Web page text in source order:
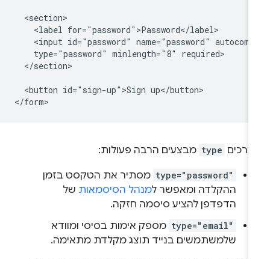
  <section>
    <label for="password">Password</label>
<input id="password" name="password"
    type="password" minlength="8" required>
  </section>
  <button id="sign-up">Sign up</button>
type מבצעים הרבה פעולות:
type="password" מסתיר את הטקסט בזמן
ההקלדה ומאפשר למנהל הסיסמאותשל
הדפדפן להציע סיסמה חזקה.
type="email" מספק אימות בסיסי ומוודא
שלמשתמשים בנייד תוצג מקלדת מתאימה.